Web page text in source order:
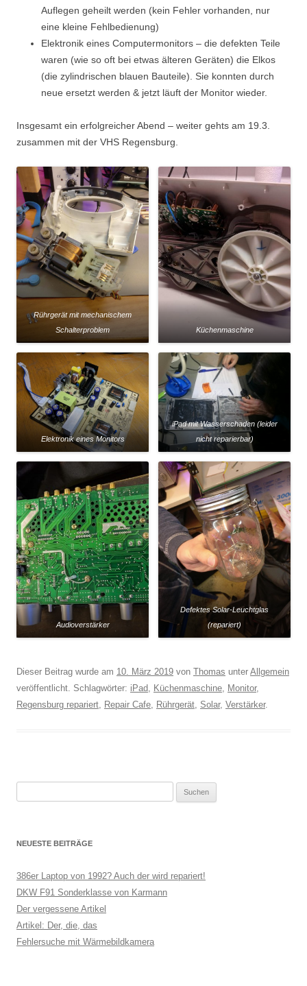
Auflegen geheilt werden (kein Fehler vorhanden, nur
eine kleine Fehlbedienung)
Elektronik eines Computermonitors – die defekten Teile
waren (wie so oft bei etwas älteren Geräten) die Elkos
(die zylindrischen blauen Bauteile). Sie konnten durch
neue ersetzt werden & jetzt läuft der Monitor wieder.
Insgesamt ein erfolgreicher Abend – weiter gehts am 19.3.
zusammen mit der VHS Regensburg.
Rührgerät mit mechanischem
Schalterproblem
Küchenmaschine
Elektronik eines Monitors
iPad mit Wasserschaden (leider
nicht reparierbar)
Audioverstärker
Defektes Solar-Leuchtglas
(repariert)
Dieser Beitrag wurde am 10. März 2019 von Thomas unter Allgemein
veröffentlicht. Schlagwörter: iPad, Küchenmaschine, Monitor,
Regensburg repariert, Repair Cafe, Rührgerät, Solar, Verstärker.
NEUESTE BEITRÄGE
386er Laptop von 1992? Auch der wird repariert!
DKW F91 Sonderklasse von Karmann
Der vergessene Artikel
Artikel: Der, die, das
Fehlersuche mit Wärmebildkamera